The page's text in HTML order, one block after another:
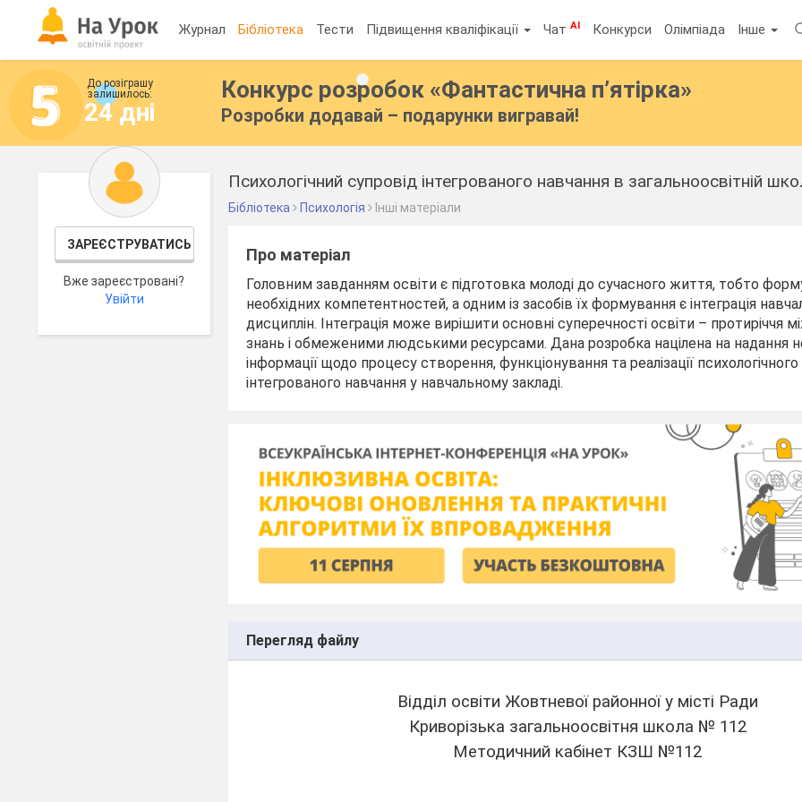
Журнал Бібліотека Тести Підвищення кваліфікації ЧатAI Конкурси Олімпіада Інше
До розіграшу
залишилось:
24 дні
Конкурс розробок «Фантастична п’ятірка»
Розробки додавай – подарунки вигравай!
ЗАРЕЄСТРУВАТИСЬ
Вже зареєстровані?
Увійти
Психологічний супровід інтегрованого навчання в загальноосвітній
Бібліотека Психологія Інші матеріали
Про матеріал
Головним завданням освіти є підготовка молоді до сучасного життя, тобто
необхідних компетентностей, а одним із засобів їх формування є інтеграція
дисциплін. Інтеграція може вирішити основні суперечності освіти – протиріччя
знань і обмеженими людськими ресурсами. Дана розробка націлена на надання
інформації щодо процесу створення, функціонування та реалізації
інтегрованого навчання у навчальному закладі.
Перегляд файлу
Відділ освіти Жовтневої районної у місті Ради
Криворізька загальноосвітня школа № 112
Методичний кабінет КЗШ №112